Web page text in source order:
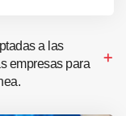
a las
empresas para